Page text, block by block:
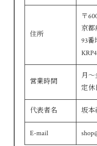
住所
〒
京都
93
営業時間
月～
定休
代表者名 坂本
E-mail